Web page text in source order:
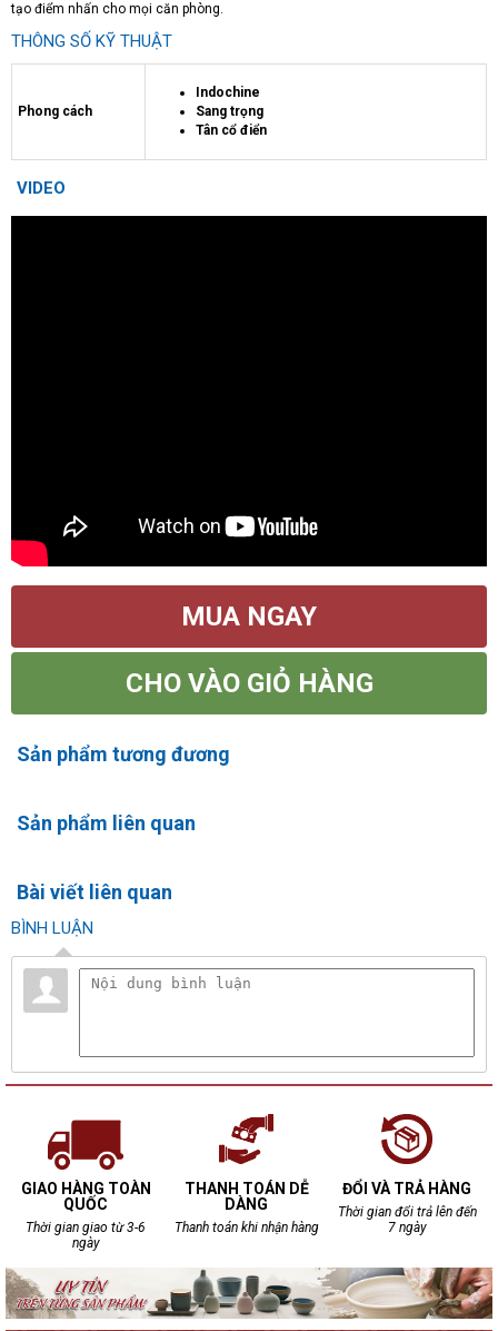
tạo điểm nhấn cho mọi căn phòng.
THÔNG SỐ KỸ THUẬT
Phong cách
Indochine
Sang trọng
Tân cổ điển
VIDEO
MUA NGAY
CHO VÀO GIỎ HÀNG
Sản phẩm tương đương
Sản phẩm liên quan
Bài viết liên quan
BÌNH LUẬN
GIAO HÀNG TOÀN
QUỐC
Thời gian giao từ 3-6
ngày
THANH TOÁN DỄ
DÀNG
Thanh toán khi nhận hàng
ĐỔI VÀ TRẢ HÀNG
Thời gian đổi trả lên đến
7 ngày